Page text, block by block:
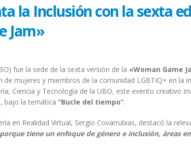
la Inclusión con la sexta
Jam»
fue la sede de la sexta versión de la «Woman Game
de mujeres y miembros de la comunidad LGBTIQ+ en la
Ciencia y Tecnología de la UBO, este evento creativo
bajo la temática “Bucle del tiempo”.
en Realidad Virtual, Sergio Covarrubias, destacó la
tiene un enfoque de género e inclusión, áreas